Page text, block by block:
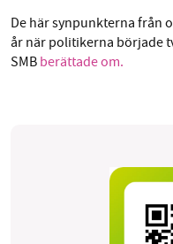
De här synpunkterna från
år när politikerna började
SMB berättade om.